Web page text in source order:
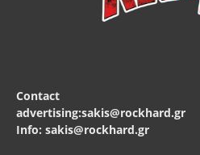
Contact
advertising:sakis@rockhard.gr
Info: sakis@rockhard.gr